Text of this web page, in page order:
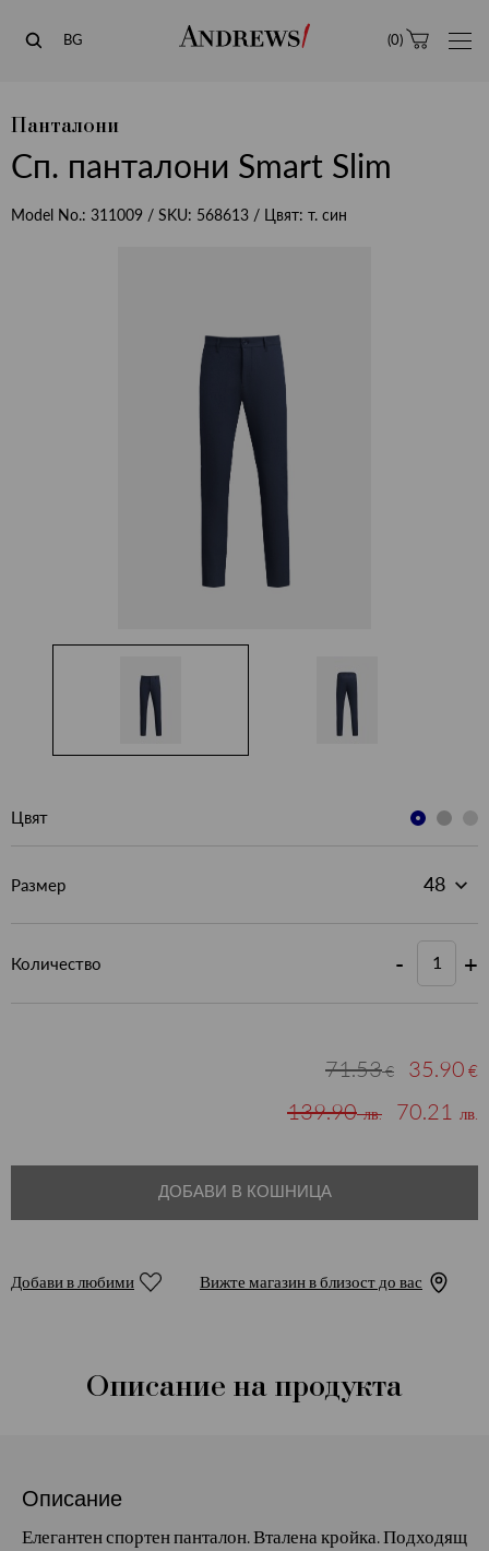
Andrews
BG (0)
Панталони
Сп. панталони Smart Slim
Model No.: 311009 / SKU: 568613 / Цвят: т. син
Цвят
Размер
Количество - +
71.53€ 35.90 €
139.90лв. 70.21 лв.
ДОБАВИ В КОШНИЦА
Добави в любими Вижте магазин в близост до вас
Описание на продукта
Описание
Елегантен спортен панталон. Вталена кройка. Подходящ